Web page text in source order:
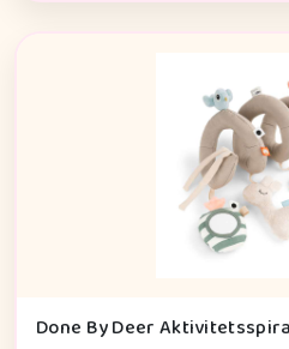
Done By Deer